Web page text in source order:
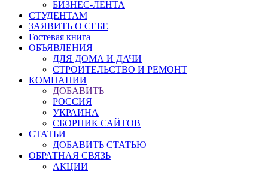
БИЗНЕС-ЛЕНТА
СТУДЕНТАМ
ЗАЯВИТЬ О СЕБЕ
Гостевая книга
ОБЪЯВЛЕНИЯ
ДЛЯ ДОМА И ДАЧИ
СТРОИТЕЛЬСТВО И РЕМОНТ
КОМПАНИИ
ДОБАВИТЬ
РОССИЯ
УКРАИНА
СБОРНИК САЙТОВ
СТАТЬИ
ДОБАВИТЬ СТАТЬЮ
ОБРАТНАЯ СВЯЗЬ
АКЦИИ